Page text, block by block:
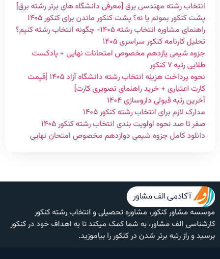
انتخاب رشته مهندسی برق [معرفی دانشگاه های برتر رشته برق]
پشت کنکور بمونم یا نه؟ پشت کنکور ماندن برای کنکور ۱۴۰۵
راهنمای مشاوره انتخاب رشته ۱۴۰۵- چگونه انتخاب رشته کنیم؟
تحلیل کارنامه کنکور سراسری ۱۴۰۵
جزوه شیمی یازدهم مخصوص امتحانات نهایی + پادکست
طلایی رتبه ۷ کنکور
نحوه پرداخت هزینه انتخاب رشته دانشگاه آزاد ۱۴۰۵ [قیمت
کارت اعتباری + خرید راهنمای تصویری کارت]
آخرین رتبه قبولی داروسازی ۱۴۰۴
مدارک لازم برای انتخاب رشته کنکور ۱۴۰۵
صفر تا صد نحوه اولویت بندی انتخاب رشته کنکور ۱۴۰۵
دانلود کامل جزوه شیمی دوازدهم مخصوص امتحان نهایی
موسسه مشاور کنکور، مشاوره تحصیلی و انتخاب رشته کنکور
کارشناسی الف مشاور، به شما کمک میکند تا به اهداف خود در کنکور
برسید و راز رتبه برتر شدن در کنکور را بیاموزید.